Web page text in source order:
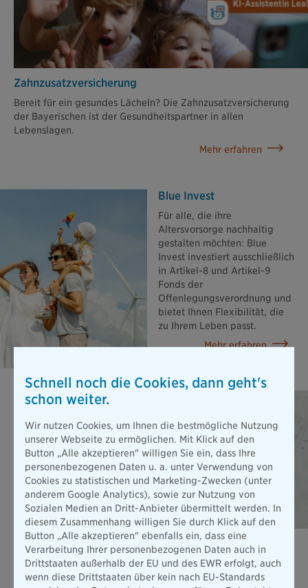
Zahn­zusatz­versicherung
Bereit für ein gesundes Lächeln? Die Zahnzusatzversicherung
der Bayerischen ist der Gesundheitspartner in allen
Lebenslagen.
Mehr erfahren
Blue Invest
Für alle, die ihre
Altersvorsorge nachhaltig
gestalten möchten: Blue
Invest investiert ausschließlich
in Artikel-8 und Artikel-9
Fonds der
Offenlegungsverordnung und
bietet Ihnen Flexibilität, die
zu Ihrem Leben passt.
Mehr erfahren
Berufsunfähigkeits­versicherung
Stellen Sie sich vor, Sie können wegen einer Erkrankung oder
nach einem Unfall nicht mehr arbeiten. Die gesetzliche
Schnell noch die Cookies, dann geht's
schon weiter.
Wir nutzen Cookies, um Ihnen die bestmögliche Nutzung
unserer Webseite zu ermöglichen. Mit Klick auf den
Button „Alle akzeptieren" willigen Sie ein, dass Ihre
personenbezogenen Daten u. a. unter Verwendung von
Cookies zu statistischen und Marketing-Zwecken (unter
anderem Google Analytics), sowie zur Nutzung von
Sozialen Medien an Dritt-Anbieter übermittelt werden. In
diesem Zusammenhang willigen Sie durch Klick auf den
Button „Alle akzeptieren" ebenfalls ein, dass eine
Verarbeitung Ihrer personenbezogenen Daten auch in
Drittstaaten außerhalb der EU und des EWR erfolgt, auch
wenn diese Drittstaaten über kein nach EU-Standards